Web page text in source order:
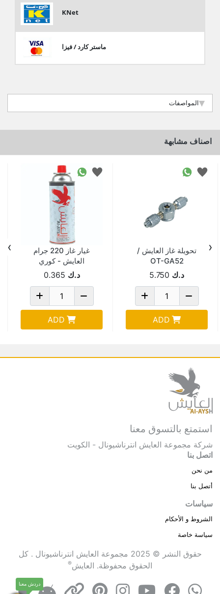
KNet
ماستر كارد / فيزا
المواصفات
اصناف مشابهة
تحويلة غاز العايش /
OT-GA52
د.ك 5.750
ADD
غيار غاز 220 جرام
العايش - كوري
د.ك 0.365
ADD
‹
›
استمتع بالتسوق معنا
شركة مجموعة العايش انترناشيونال - الكويت
اتصل بنا
من نحن
أتصل بنا
سياسات
الشروط و الأحكام
سياسة خاصة
حقوق النشر © 2025 مجموعة العايش انترناشيونال . كل
الحقوق محفوظة. العايش®
دردش معنا